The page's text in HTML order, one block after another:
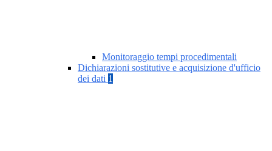
Monitoraggio tempi procedimentali
Dichiarazioni sostitutive e acquisizione d'ufficio
dei dati 1